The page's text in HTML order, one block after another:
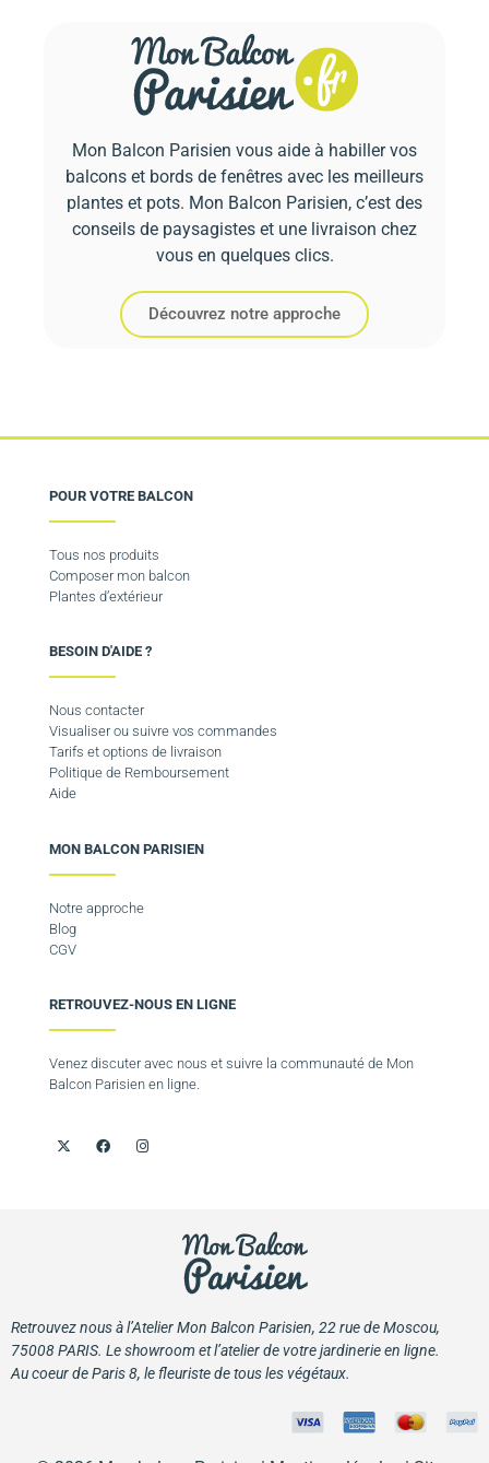
Mon Balcon Parisien vous aide à habiller vos
balcons et bords de fenêtres avec les meilleurs
plantes et pots. Mon Balcon Parisien, c’est des
conseils de paysagistes et une livraison chez
vous en quelques clics.
Découvrez notre approche
POUR VOTRE BALCON
Tous nos produits
Composer mon balcon
Plantes d’extérieur
BESOIN D'AIDE ?
Nous contacter
Visualiser ou suivre vos commandes
Tarifs et options de livraison
Politique de Remboursement
Aide
MON BALCON PARISIEN
Notre approche
Blog
CGV
RETROUVEZ-NOUS EN LIGNE
Venez discuter avec nous et suivre la communauté de Mon
Balcon Parisien en ligne.
Retrouvez nous à l’Atelier Mon Balcon Parisien, 22 rue de Moscou,
75008 PARIS. Le showroom et l’atelier de votre jardinerie en ligne.
Au coeur de Paris 8, le fleuriste de tous les végétaux.